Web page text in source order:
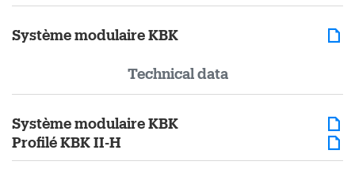
Système modulaire KBK
Technical data
Système modulaire KBK
Profilé KBK II-H